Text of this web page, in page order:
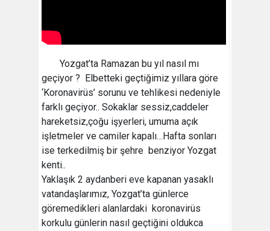
Yozgat’ta Ramazan bu yıl nasıl mı
geçiyor ? Elbetteki geçtiğimiz yıllara göre
‘Koronavirüs’ sorunu ve tehlikesi nedeniyle
farklı geçiyor.. Sokaklar sessiz,caddeler
hareketsiz,çoğu işyerleri, umuma açık
işletmeler ve camiler kapalı…Hafta sonları
ise terkedilmiş bir şehre benziyor Yozgat
kenti..
Yaklaşık 2 aydanberi eve kapanan yasaklı
vatandaşlarımız, Yozgat’ta günlerce
göremedikleri alanlardaki koronavirüs
korkulu günlerin nasıl geçtiğini oldukca